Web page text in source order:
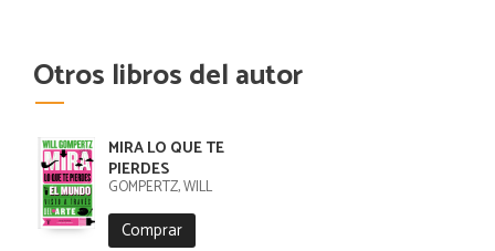
Otros libros del autor
MIRA LO QUE TE
PIERDES
GOMPERTZ, WILL
Comprar